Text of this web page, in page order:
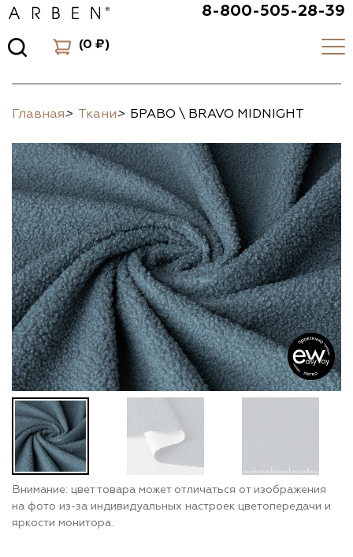
8-800-505-28-39
(0 ₽)
Главная> Ткани> БРАВО \ BRAVO MIDNIGHT
Внимание: цвет товара может отличаться от изображения
на фото из-за индивидуальных настроек цветопередачи и
яркости монитора.